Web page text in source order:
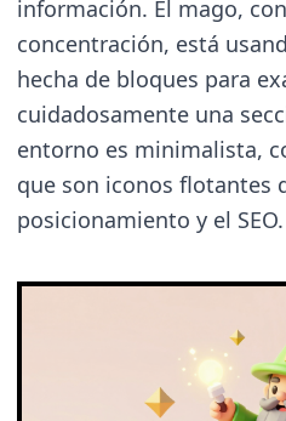
información. El mago,
concentración, está
hecha de bloques para
cuidadosamente una
entorno es minimalista,
que son iconos flotantes
posicionamiento y el SEO.